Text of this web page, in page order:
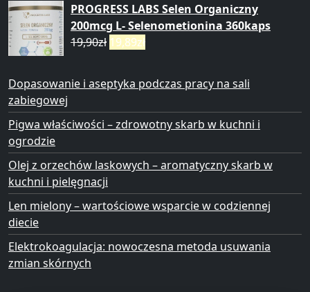
PROGRESS LABS Selen Organiczny
200mcg L- Selenometionina 360kaps
19,90zł 19,89zł
Dopasowanie i aseptyka podczas pracy na sali
zabiegowej
Pigwa właściwości – zdrowotny skarb w kuchni i
ogrodzie
Olej z orzechów laskowych – aromatyczny skarb w
kuchni i pielęgnacji
Len mielony – wartościowe wsparcie w codziennej
diecie
Elektrokoagulacja: nowoczesna metoda usuwania
zmian skórnych